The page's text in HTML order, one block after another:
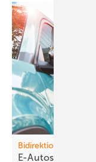
Bidirektionales Laden
E-Autos laden